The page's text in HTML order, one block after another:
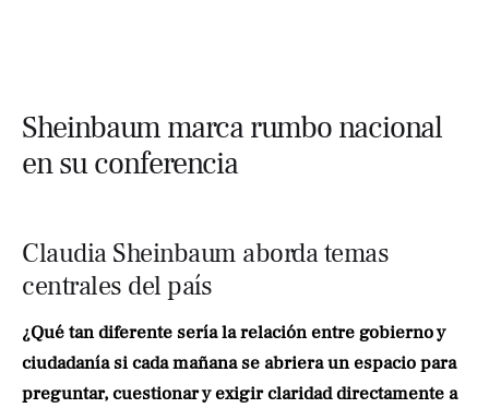
Sheinbaum marca rumbo nacional
en su conferencia
Claudia Sheinbaum aborda temas
centrales del país
¿Qué tan diferente sería la relación entre gobierno y
ciudadanía si cada mañana se abriera un espacio para
preguntar, cuestionar y exigir claridad directamente a